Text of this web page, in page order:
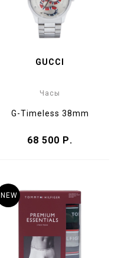
GUCCI
Часы
G-Timeless 38mm
68 500 Р.
NEW